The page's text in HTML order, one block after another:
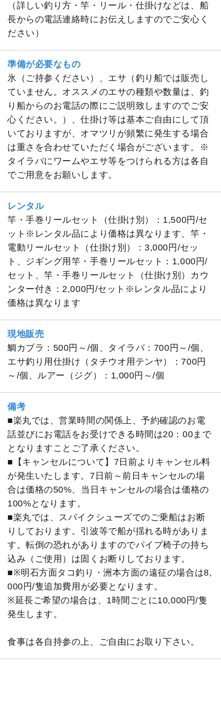
（詳しい釣り方・竿・リール・仕掛けなどは、船
長からの電話連絡時にお伝えしますのでご安心く
ださい）
準備が必要なもの
氷（ご持参ください）、エサ（釣り船では販売し
ていません。オススメのエサの種類や数量は、釣
り船からのお電話の際にご説明致しますのでご安
心ください。）、仕掛け等は基本ご自由にして頂
いておりますが、オマツリが頻繁に発生する場合
は重さを合わせていただく場合がございます。※
タイラバにワームやエサ等をつけられる方は各自
でご用意をお願いします。
レンタル
竿・手巻リールセット（仕掛け別）：1,500円/セ
ット※レンタル品により価格は異なります、竿・
電動リールセット（仕掛け別）：3,000円/セッ
ト、ジギング用竿・手巻リールセット：1,000円/
セット、竿・手巻リールセット（仕掛け別）カウ
ンター付き：2,000円/セット※レンタル品により
価格は異なります
現地販売
鯛カブラ：500円～/個、タイラバ：700円～/個、
エサ釣り用仕掛け（タチウオ用テンヤ）：700円
～/個、ルアー（ジグ）：1,000円～/個
備考
■楽丸では、営業時間の関係上、予約確認のお電
話並びにお電話をお受けできる時間は20：00まで
となりますことご了承ください。
■【キャンセルについて】7日前よりキャンセル料
が発生いたします。7日前～前日キャンセルの場
合は価格の50%、当日キャンセルの場合は価格の
100%となります。
■楽丸では、スパイクシューズでのご乗船はお断
りしております。引波等で船が揺れる時がありま
す。転倒の恐れがありますのでパイプ椅子の持ち
込み（ご使用）は固くお断りしております。
■※明石方面タコ釣り・洲本方面の遠征の場合は8,
000円/隻追加費用が必要となります。
※延長ご希望の場合は、1時間ごとに10,000円/隻
発生します。
食事は各自持参の上、ご自由にお取り下さい。